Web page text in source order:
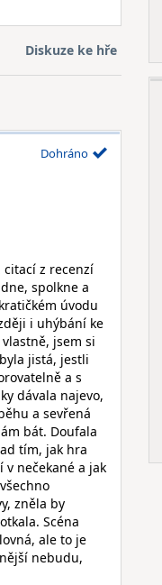
Diskuze ke hře
Dohráno
z recenzí
spolkne a
úvodu
i uhýbání ke
jsem si
jistá, jestli
a s
dávala najevo,
a sevřená
bát. Doufala
tím, jak hra
nečekané a jak
zněla by
Scéna
ale to je
nebudu,